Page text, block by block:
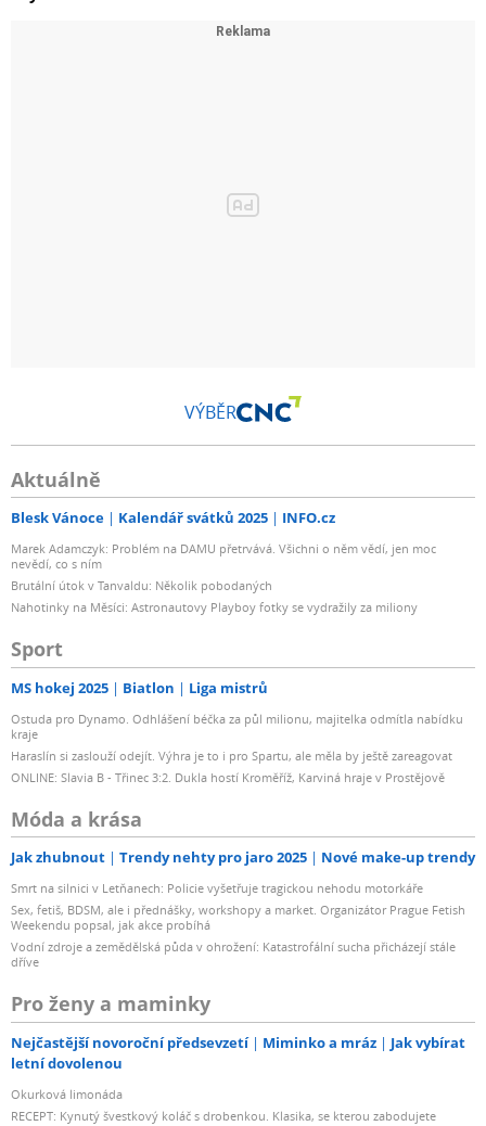
VÝBĚR
Aktuálně
Blesk Vánoce Kalendář svátků 2025 INFO.cz
Marek Adamczyk: Problém na DAMU přetrvává. Všichni o něm vědí, jen moc
nevědí, co s ním
Brutální útok v Tanvaldu: Několik pobodaných
Nahotinky na Měsíci: Astronautovy Playboy fotky se vydražily za miliony
Sport
MS hokej 2025 Biatlon Liga mistrů
Ostuda pro Dynamo. Odhlášení béčka za půl milionu, majitelka odmítla nabídku
kraje
Haraslín si zaslouží odejít. Výhra je to i pro Spartu, ale měla by ještě zareagovat
ONLINE: Slavia B - Třinec 3:2. Dukla hostí Kroměříž, Karviná hraje v Prostějově
Móda a krása
Jak zhubnout Trendy nehty pro jaro 2025 Nové make-up trendy
Smrt na silnici v Letňanech: Policie vyšetřuje tragickou nehodu motorkáře
Sex, fetiš, BDSM, ale i přednášky, workshopy a market. Organizátor Prague Fetish
Weekendu popsal, jak akce probíhá
Vodní zdroje a zemědělská půda v ohrožení: Katastrofální sucha přicházejí stále
dříve
Pro ženy a maminky
Nejčastější novoroční předsevzetí Miminko a mráz
Jak vybírat
letní dovolenou
Okurková limonáda
RECEPT: Kynutý švestkový koláč s drobenkou. Klasika, se kterou zabodujete